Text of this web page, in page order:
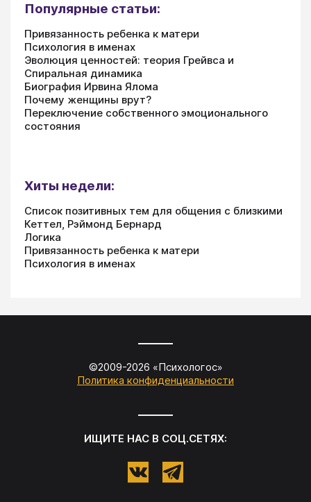
Популярные статьи:
Привязанность ребенка к матери
Психология в именах
Эволюция ценностей: теория Грейвса и
Спиральная динамика
Биография Ирвина Ялома
Почему женщины врут?
Переключение собственного эмоционального
состояния
Хиты недели:
Список позитивных тем для общения с близкими
Кеттел, Рэймонд Бернард
Логика
Привязанность ребенка к матери
Психология в именах
©2009-2026 «Психологос»
Политика конфиденциальности
ИЩИТЕ НАС В СОЦ.СЕТЯХ: